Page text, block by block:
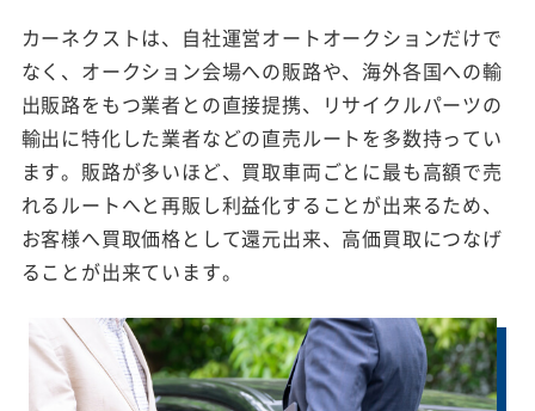
カーネクストは、自社運営オートオークションだけで
なく、オークション会場への販路や、海外各国への輸
出販路をもつ業者との直接提携、リサイクルパーツの
輸出に特化した業者などの直売ルートを多数持ってい
ます。販路が多いほど、買取車両ごとに最も高額で売
れるルートへと再販し利益化することが出来るため、
お客様へ買取価格として還元出来、高価買取につなげ
ることが出来ています。